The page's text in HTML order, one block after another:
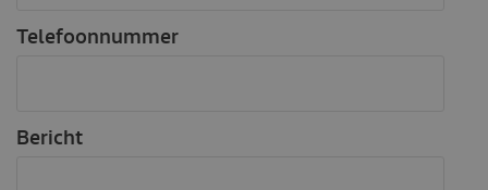
Telefoonnummer
Bericht